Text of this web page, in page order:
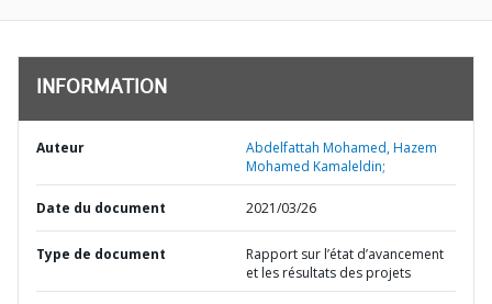
INFORMATION
Auteur
Abdelfattah Mohamed, Hazem
Mohamed Kamaleldin;
Date du document 2021/03/26
Type de document
Rapport sur l’état d’avancement
et les résultats des projets